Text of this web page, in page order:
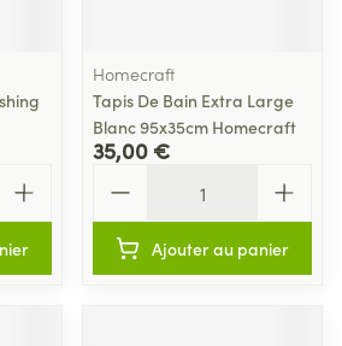
Homecraft
Tapis De Bain Extra Large
Blanc 95x35cm Homecraft
35,00 €
Ajouter au panier